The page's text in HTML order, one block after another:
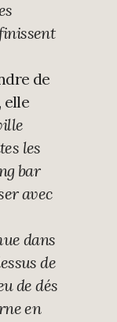
de
elle
les
bar
avec
dans
de
de dés
en